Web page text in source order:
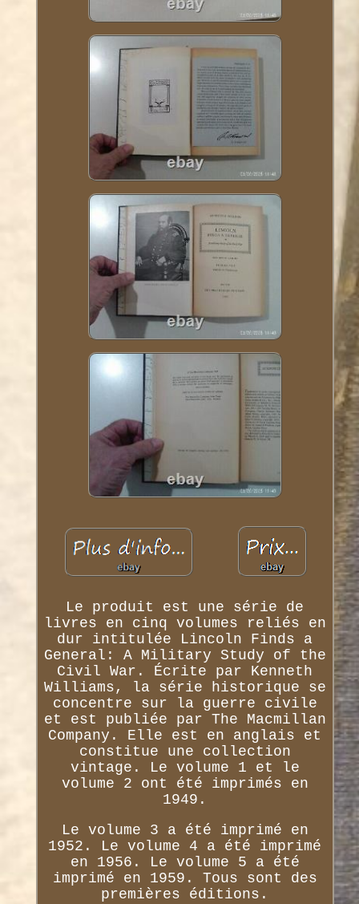
Le produit est une série de
livres en cinq volumes reliés en
dur intitulée Lincoln Finds a
General: A Military Study of the
Civil War. Écrite par Kenneth
Williams, la série historique se
concentre sur la guerre civile
et est publiée par The Macmillan
Company. Elle est en anglais et
constitue une collection
vintage. Le volume 1 et le
volume 2 ont été imprimés en
1949.
Le volume 3 a été imprimé en
1952. Le volume 4 a été imprimé
en 1956. Le volume 5 a été
imprimé en 1959. Tous sont des
premières éditions.